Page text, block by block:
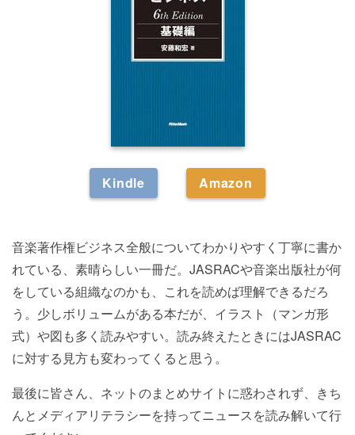
Kindle Amazon
音楽著作権ビジネス全般についてわかりやすく丁寧に書か
れている、素晴らしい一冊だ。JASRACや音楽出版社が何
をしている組織なのかも、これを読めば理解できるだろ
う。少しボリュームがある本だが、イラスト（マンガ形
式）や図も多く読みやすい。読み終えたときにはJASRAC
に対する見方も変わってくると思う。
最後に皆さん、ネットのまとめサイトに惑わされず、きち
んとメディアリテラシーを持ってニュースを読み解いて行